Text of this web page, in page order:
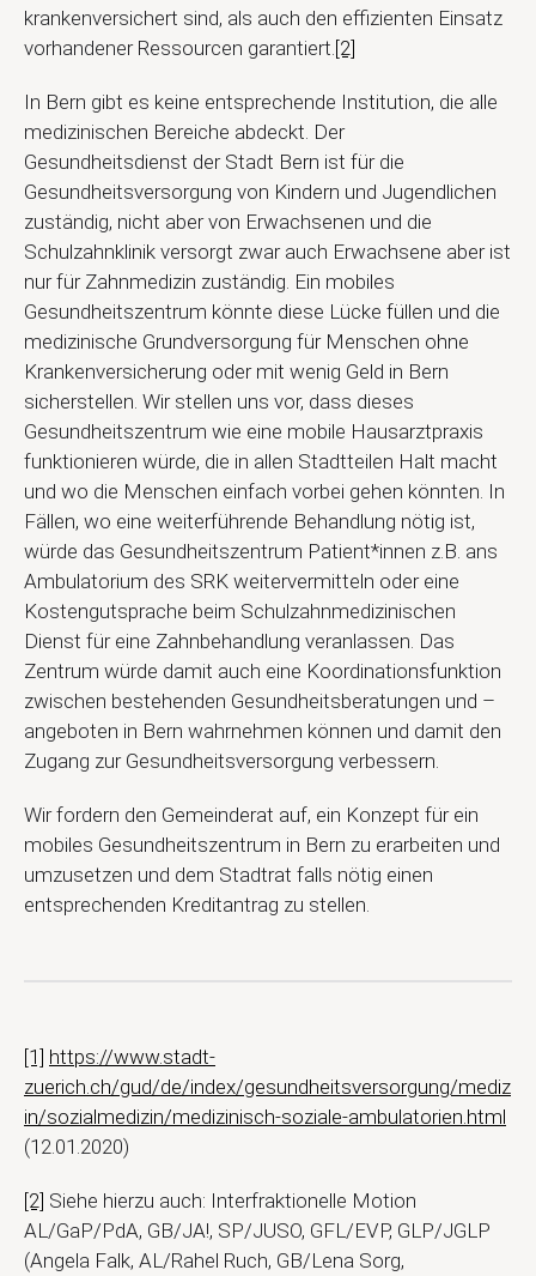
krankenversichert sind, als auch den effizienten Einsatz
vorhandener Ressourcen garantiert. [2]
In Bern gibt es keine entsprechende Institution, die alle
medizinischen Bereiche abdeckt. Der
Gesundheitsdienst der Stadt Bern ist für die
Gesundheitsversorgung von Kindern und Jugendlichen
zuständig, nicht aber von Erwachsenen und die
Schulzahnklinik versorgt zwar auch Erwachsene aber ist
nur für Zahnmedizin zuständig. Ein mobiles
Gesundheitszentrum könnte diese Lücke füllen und die
medizinische Grundversorgung für Menschen ohne
Krankenversicherung oder mit wenig Geld in Bern
sicherstellen. Wir stellen uns vor, dass dieses
Gesundheitszentrum wie eine mobile Hausarztpraxis
funktionieren würde, die in allen Stadtteilen Halt macht
und wo die Menschen einfach vorbei gehen könnten. In
Fällen, wo eine weiterführende Behandlung nötig ist,
würde das Gesundheitszentrum Patient*innen z.B. ans
Ambulatorium des SRK weitervermitteln oder eine
Kostengutsprache beim Schulzahnmedizinischen
Dienst für eine Zahnbehandlung veranlassen. Das
Zentrum würde damit auch eine Koordinationsfunktion
zwischen bestehenden Gesundheitsberatungen und –
angeboten in Bern wahrnehmen können und damit den
Zugang zur Gesundheitsversorgung verbessern.
Wir fordern den Gemeinderat auf, ein Konzept für ein
mobiles Gesundheitszentrum in Bern zu erarbeiten und
umzusetzen und dem Stadtrat falls nötig einen
entsprechenden Kreditantrag zu stellen.
[1] https://www.stadt-
zuerich.ch/gud/de/index/gesundheitsversorgung/mediz
in/sozialmedizin/medizinisch-soziale-ambulatorien.html
(12.01.2020)
[2] Siehe hierzu auch: Interfraktionelle Motion
AL/GaP/PdA, GB/JA!, SP/JUSO, GFL/EVP, GLP/JGLP
(Angela Falk, AL/Rahel Ruch, GB/Lena Sorg,